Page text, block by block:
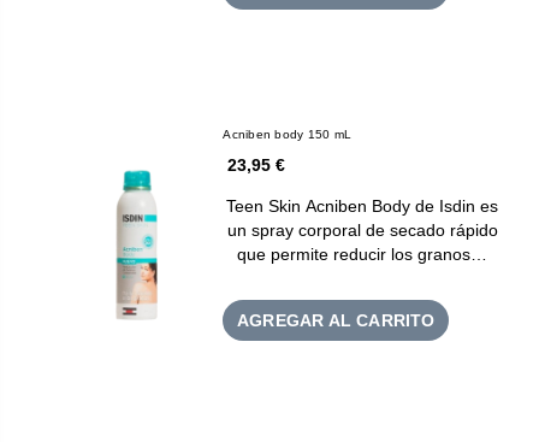
Acniben body 150 mL
23,95 €
Teen Skin Acniben Body de Isdin es
un spray corporal de secado rápido
que permite reducir los granos…
AGREGAR AL CARRITO